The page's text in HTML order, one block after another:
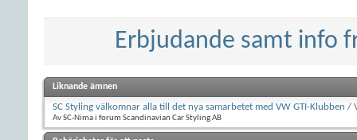
Erbjudande samt info
Liknande ämnen
SC Styling välkomnar alla till det nya samarbetet med VW GTI-Klubben /
Av SC-Nima i forum Scandinavian Car Styling AB